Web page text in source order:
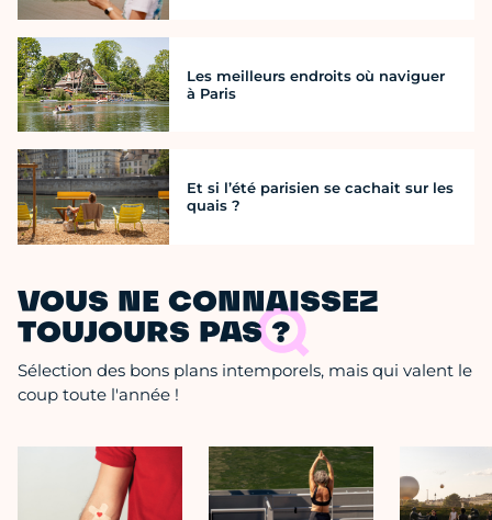
Les meilleurs endroits où naviguer
à Paris
Et si l’été parisien se cachait sur les
quais ?
VOUS NE CONNAISSEZ
TOUJOURS PAS ?
Sélection des bons plans intemporels, mais qui valent le
coup toute l'année !